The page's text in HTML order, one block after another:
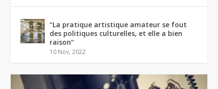
“La pratique artistique amateur se fout
des politiques culturelles, et elle a bien
raison”
10 Nov, 2022